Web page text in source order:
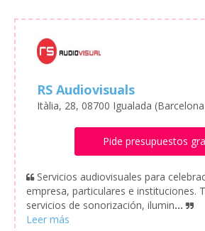
RS Audiovisuals
Itàlia, 28, 08700 Igualada
Pide presupuestos
Servicios audiovisuales para
empresa, particulares e instituciones.
servicios de sonorización, ilumin...